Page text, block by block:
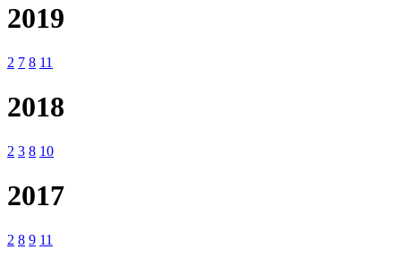
2019
2 7 8 11
2018
2 3 8 10
2017
2 8 9 11